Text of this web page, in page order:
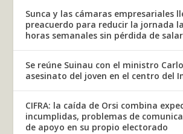
Sunca y las cámaras empresariales
preacuerdo para reducir la jornada
horas semanales sin pérdida de
Se reúne Suinau con el ministro
asesinato del joven en el centro del
CIFRA: la caída de Orsi combina
incumplidas, problemas de
de apoyo en su propio electorado